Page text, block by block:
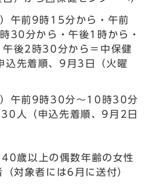
午前9時15分から・午前
30分から・午後1時から・
後2時30分から＝中保健
込先着順、9月3日（火曜
午前9時30分～10時30分
30人（申込先着順、9月2日
歳以上の偶数年齢の女性
対象者には6月に送付）